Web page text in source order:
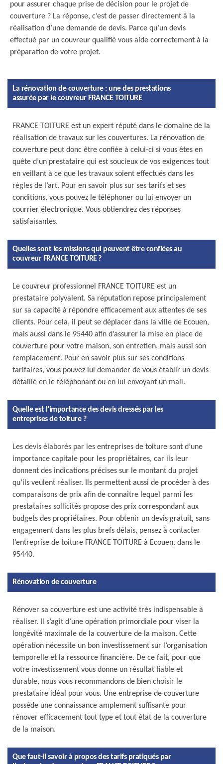
pour assurer chaque prise de décision pour le projet de
couverture ? La réponse, c’est de passer directement à la
réalisation d’une demande de devis. Parce qu’un devis
effectué par un couvreur qualifié vous aide correctement à la
préparation de votre projet.
La rénovation de couverture : une des prestations
assurée par le couvreur FRANCE TOITURE
FRANCE TOITURE est un expert réputé dans le domaine de la
réalisation de travaux sur les couvertures. La rénovation de
couverture peut donc être confiée à celui-ci si vous êtes en
quête d’un prestataire qui est soucieux de vos exigences tout
en veillant à ce que les travaux soient effectués dans les
règles de l’art. Pour en savoir plus sur ses tarifs et ses
conditions, vous pouvez le téléphoner ou lui envoyer un
courrier électronique. Vous obtiendrez des réponses
satisfaisantes.
Quelles sont les missions qui peuvent être confiées au
couvreur FRANCE TOITURE ?
Le couvreur professionnel FRANCE TOITURE est un
prestataire polyvalent. Sa réputation repose principalement
sur sa capacité à répondre efficacement aux attentes de ses
clients. Pour cela, il peut se déplacer dans la ville de Ecouen,
mais aussi dans le 95440 afin d’assurer la mise en place de
couverture pour votre maison, son entretien, mais aussi son
remplacement. Pour en savoir plus sur ses conditions
tarifaires, vous pouvez lui demander de vous établir un devis
détaillé en le téléphonant ou en lui envoyant un mail.
Quelle est l’importance des devis dressés par les
entreprises de toiture ?
Les devis élaborés par les entreprises de toiture sont d’une
importance capitale pour les propriétaires, car ils leur
donnent des indications précises sur le montant du projet
qu’ils veulent réaliser. Ils permettent aussi de procéder à des
comparaisons de prix afin de connaître lequel parmi les
prestataires sollicités propose des prix correspondant aux
budgets des propriétaires. Pour obtenir un devis gratuit, sans
engagement dans les plus brefs délais, pensez à contacter
l’entreprise de toiture FRANCE TOITURE à Ecouen, dans le
95440.
Rénovation de couverture
Rénover sa couverture est une activité très indispensable à
réaliser. Il s’agit d’une opération primordiale pour viser la
longévité maximale de la couverture de la maison. Cette
opération nécessite un bon investissement sur l’organisation
temporelle et la ressource financière. De ce fait, pour que
votre investissement vous donne un résultat fiable et
durable, nous vous recommandons de bien choisir le
prestataire idéal pour vous. Une entreprise de couverture
possède une connaissance amplement suffisante pour
rénover efficacement tout type et tout état de la couverture
de la maison.
Que faut-il savoir à propos des tarifs pratiqués par